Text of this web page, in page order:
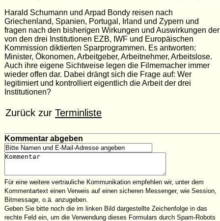
Harald Schumann und Arpad Bondy reisen nach
Griechenland, Spanien, Portugal, Irland und Zypern und
fragen nach den bisherigen Wirkungen und Auswirkungen der
von den drei Institutionen EZB, IWF und Europäischen
Kommission diktierten Sparprogrammen. Es antworten:
Minister, Ökonomen, Arbeitgeber, Arbeitnehmer, Arbeitslose.
Auch ihre eigene Sichtweise legen die Filmemacher immer
wieder offen dar. Dabei drängt sich die Frage auf: Wer
legitimiert und kontrolliert eigentlich die Arbeit der drei
Institutionen?
Zurück zurTerminliste
Kommentar abgeben
Für eine weitere vertrauliche Kommunikation empfehlen wir, unter dem
Kommentartext einen Verweis auf einen sicheren Messenger, wie Session,
Bitmessage, o.ä. anzugeben.
Geben Sie bitte noch die im linken Bild dargestellte Zeichenfolge in das
rechte Feld ein, um die Verwendung dieses Formulars durch Spam-Robots